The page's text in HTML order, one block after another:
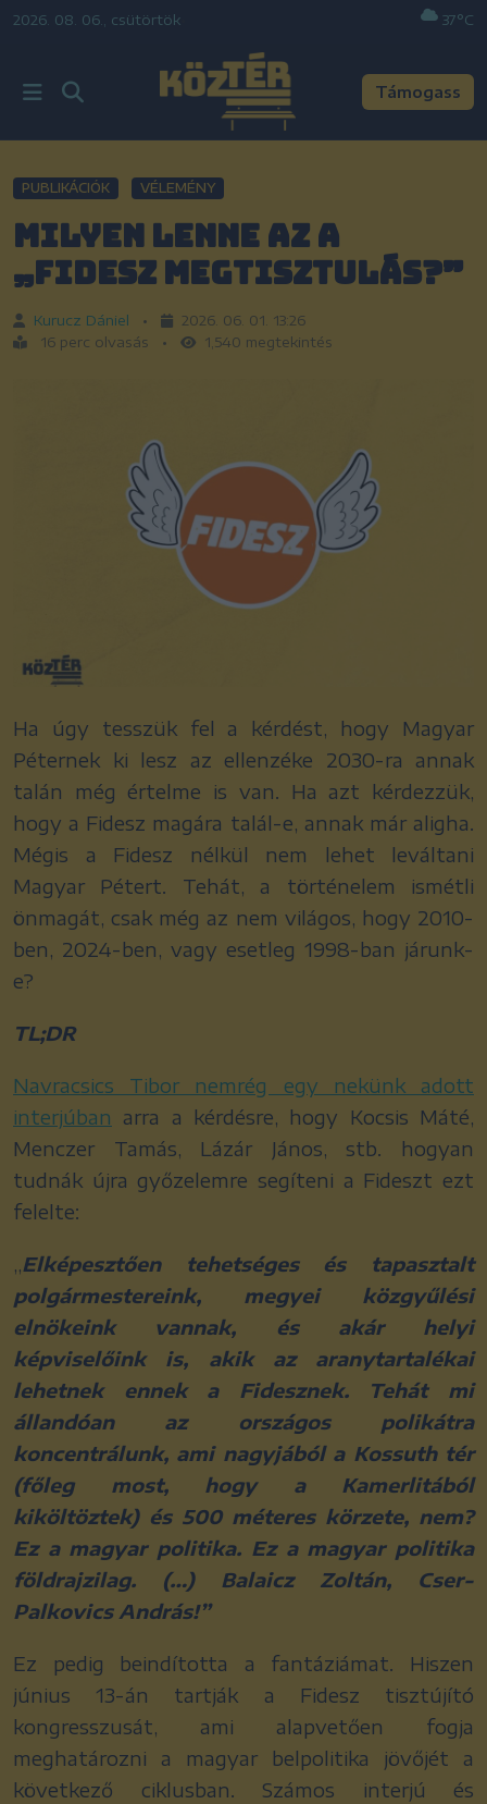
2026. 08. 06., csütörtök 37°C
Támogass
PUBLIKÁCIÓK VÉLEMÉNY
Milyen lenne az a
„Fidesz megtisztulás?”
Kurucz Dániel •
2026. 06. 01. 13:26
16 perc olvasás
• 1,540 megtekintés
Ha úgy tesszük fel a kérdést, hogy Magyar
Péternek ki lesz az ellenzéke 2030-ra annak
talán még értelme is van. Ha azt kérdezzük,
hogy a Fidesz magára talál-e, annak már aligha.
Mégis a Fidesz nélkül nem lehet leváltani
Magyar Pétert. Tehát, a történelem ismétli
önmagát, csak még az nem világos, hogy 2010-
ben, 2024-ben, vagy esetleg 1998-ban járunk-
e?
TL;DR
Navracsics Tibor nemrég egy nekünk adott
interjúban arra a kérdésre, hogy Kocsis Máté,
Menczer Tamás, Lázár János, stb. hogyan
tudnák újra győzelemre segíteni a Fideszt ezt
felelte:
„Elképesztően tehetséges és tapasztalt
polgármestereink, megyei közgyűlési
elnökeink vannak, és akár helyi
képviselőink is, akik az aranytartalékai
lehetnek ennek a Fidesznek.
Tehát mi
állandóan az országos polikátra
koncentrálunk, ami nagyjából a Kossuth tér
(főleg most, hogy a Kamerlitából
kiköltöztek) és 500 méteres körzete, nem?
Ez a magyar politika. Ez a magyar politika
földrajzilag. (…) Balaicz Zoltán, Cser-
Palkovics András!”
Ez pedig beindította a fantáziámat. Hiszen
június 13-án tartják a Fidesz tisztújító
kongresszusát, ami alapvetően fogja
meghatározni a magyar belpolitika jövőjét a
következő ciklusban. Számos interjú és